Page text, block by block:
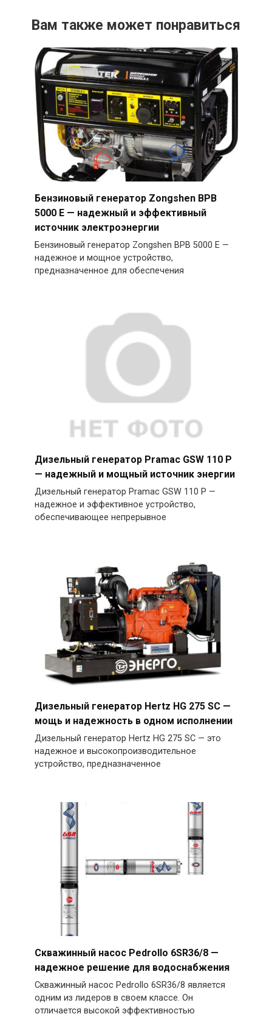
Вам также может понравиться
Бензиновый генератор Zongshen BPB
5000 E — надежный и эффективный
источник электроэнергии
Бензиновый генератор Zongshen BPB 5000 E —
надежное и мощное устройство,
предназначенное для обеспечения
Дизельный генератор Pramac GSW 110 P
— надежный и мощный источник энергии
Дизельный генератор Pramac GSW 110 P —
надежное и эффективное устройство,
обеспечивающее непрерывное
Дизельный генератор Hertz HG 275 SC —
мощь и надежность в одном исполнении
Дизельный генератор Hertz HG 275 SC — это
надежное и высокопроизводительное
устройство, предназначенное
Скважинный насос Pedrollo 6SR36/8 —
надежное решение для водоснабжения
Скважинный насос Pedrollo 6SR36/8 является
одним из лидеров в своем классе. Он
отличается высокой эффективностью